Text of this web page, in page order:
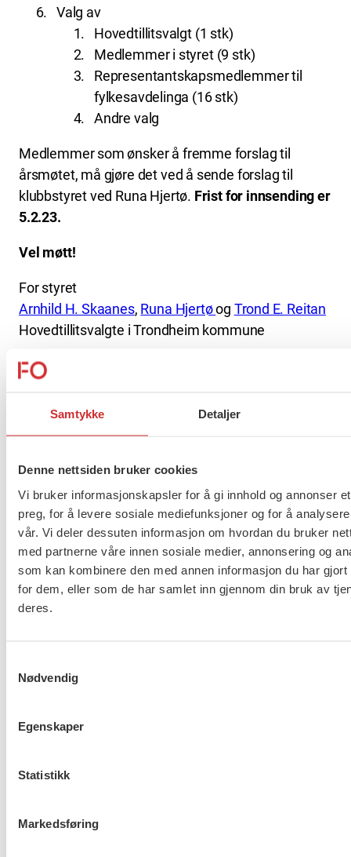
Samtykke Detaljer
Denne nettsiden bruker cookies
Vi bruker informasjonskapsler for å gi innhold og annonser
preg, for å levere sosiale mediefunksjoner og for å
vår. Vi deler dessuten informasjon om hvordan du bruker
med partnerne våre innen sosiale medier, annonsering og
som kan kombinere den med annen informasjon du har gjort
for dem, eller som de har samlet inn gjennom din bruk av
deres.
Nødvendig
Egenskaper
Statistikk
Markedsføring
Valg av
Hovedtillitsvalgt (1 stk)
Medlemmer i styret (9 stk)
Representantskapsmedlemmer til
fylkesavdelinga (16 stk)
Andre valg
Medlemmer som ønsker å fremme forslag til
årsmøtet, må gjøre det ved å sende forslag til
klubbstyret ved Runa Hjertø. Frist for innsending er
5.2.23.
Vel møtt!
For styret
Arnhild H. Skaanes, Runa Hjertøog Trond E. Reitan
Hovedtillitsvalgte i Trondheim kommune